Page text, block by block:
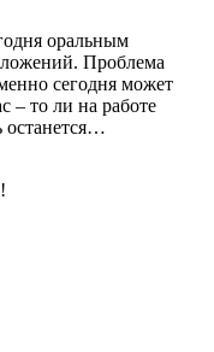
оральным
Проблема
сегодня может
– то ли на работе
останется…